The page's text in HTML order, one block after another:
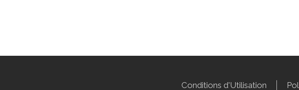
Conditions d'Utilisation